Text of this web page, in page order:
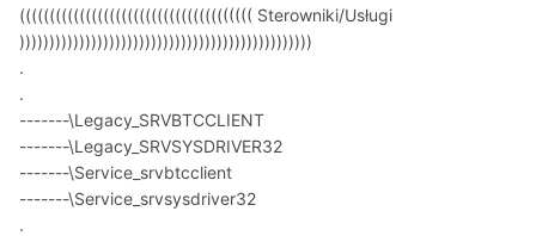
((((((((((((((((((((((((((((((((((((((( Sterowniki/Usługi
)))))))))))))))))))))))))))))))))))))))))))))))))
.
.
-------\Legacy_SRVBTCCLIENT
-------\Legacy_SRVSYSDRIVER32
-------\Service_srvbtcclient
-------\Service_srvsysdriver32
.